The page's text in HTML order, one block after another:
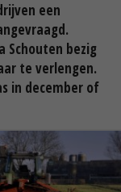
een
Schouten bezig
te verlengen.
in december of